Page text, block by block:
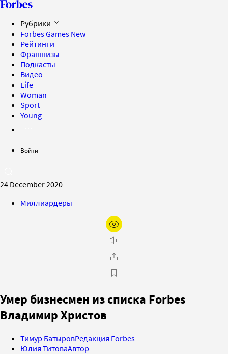
Рубрики
Forbes Games New
Рейтинги
Франшизы
Подкасты
Видео
Life
Woman
Sport
Young
Войти
24 December 2020
Миллиардеры
Умер бизнесмен из списка Forbes
Владимир Христов
Тимур БатыровРедакция Forbes
Юлия ТитоваАвтор